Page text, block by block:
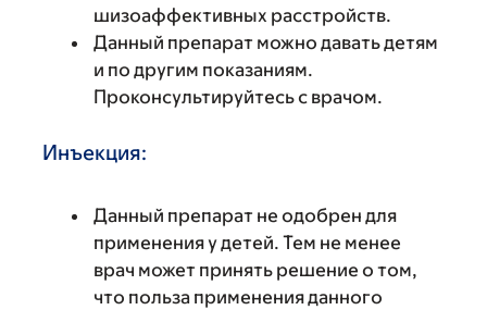
шизоаффективных расстройств.
Данный препарат можно давать детям
и по другим показаниям.
Проконсультируйтесь с врачом.
Инъекция:
Данный препарат не одобрен для
применения у детей. Тем не менее
врач может принять решение о том,
что польза применения данного